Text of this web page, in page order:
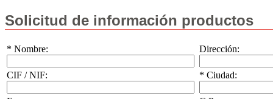
Solicitud de información productos
* Nombre: Dirección:
CIF / NIF: * Ciudad: